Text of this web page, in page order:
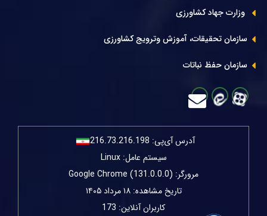
وزارت جهاد کشاورزی
سازمان تحقیقات، آموزش وترویج کشاورزی
سازمان حفظ نباتات
آدرس آی‌پی: 216.73.216.198
سیستم عامل: Linux
مرورگر: Google Chrome (131.0.0.0)
تاریخ مشاهده: ۱۸ مرداد ۱۴۰۵
کاربران آنلاین: 173